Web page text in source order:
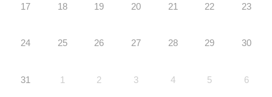
17 18 19 20 21 22 23
24 25 26 27 28 29 30
31 1 2 3 4 5 6